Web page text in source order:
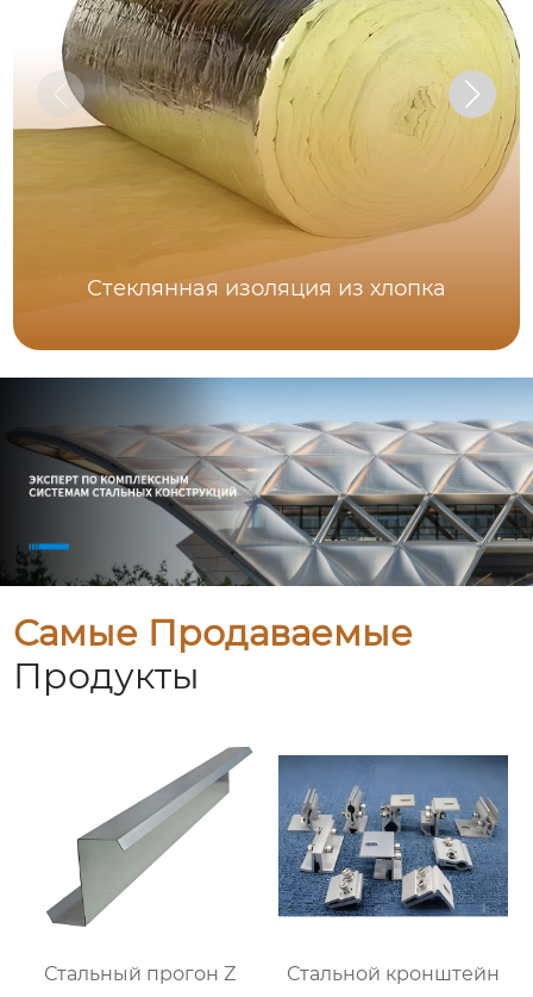
Стеклянная изоляция из хлопка
Самые Продаваемые
Продукты
Стальный прогон Z Стальной кронштейн